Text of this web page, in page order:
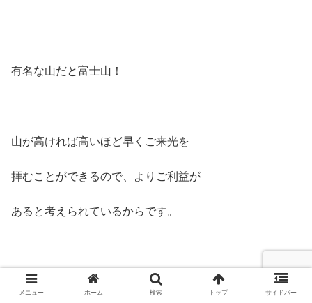
有名な山だと富士山！
山が高ければ高いほど早くご来光を
拝むことができるので、よりご利益が
あると考えられているからです。
だから初日の出ファンの人たちは
メニュー ホーム 検索 トップ サイドバー